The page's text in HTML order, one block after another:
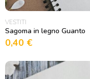
VESTITI
Sagoma in legno Guanto
0,40 €